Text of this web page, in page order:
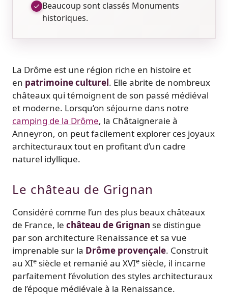
Beaucoup sont classés Monuments
historiques.
La Drôme est une région riche en histoire et
en patrimoine culturel. Elle abrite de nombreux
châteaux qui témoignent de son passé médiéval
et moderne. Lorsqu’on séjourne dans notre
camping de la Drôme, la Châtaigneraie à
Anneyron, on peut facilement explorer ces joyaux
architecturaux tout en profitant d’un cadre
naturel idyllique.
Le château de Grignan
Considéré comme l’un des plus beaux châteaux
de France, le château de Grignan se distingue
par son architecture Renaissance et sa vue
imprenable sur la Drôme provençale. Construit
au XIe siècle et remanié au XVIe siècle, il incarne
parfaitement l’évolution des styles architecturaux
de l’époque médiévale à la Renaissance.